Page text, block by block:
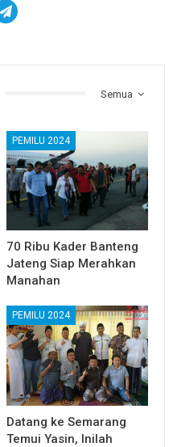
Semua
PEMILU 2024
70 Ribu Kader Banteng
Jateng Siap Merahkan
Manahan
PEMILU 2024
Datang ke Semarang
Temui Yasin, Inilah